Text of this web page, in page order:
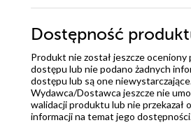
Dostępność
Produkt nie został jeszcze oceniony
dostępu lub nie podano żadnych
dostępu lub są one
Wydawca/Dostawca jeszcze nie
walidacji produktu lub nie przekazał
informacji na temat jego